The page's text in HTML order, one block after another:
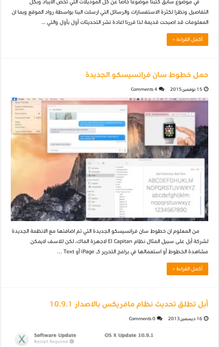
في موضوع سابق كتبنا موضوعا خاصا عن كل الموديلات التي تخص الآيباد وبكل
التفاصيل ونظرا لكثرة الاستفسارات والرسائل التي ارسلت الينا بواسطة رواد الموقع وبما ان
المعلومات قد اصبحت قديمة لذا قررنا اعادة نشر التحديثات أول بأول والتي …
أكمل القراءة »
حمل خطوط سان فرانسيسكو الجديدة
15 نوفمبر,2015 4 Comments
من المعلوم ان خطوط سان فرانسيسكو الجديدة التي تم اضافتها مع الانظمة الجديدة
لشركة أبل على سبيل المثال نظام El Capitan لاجهزة الماك، لكن للاسف لايمكن
مشاهدة الخطوط أو استعمالها في برامج التحرير كـ iPage أو Text …
أكمل القراءة »
أبل تطلق تحديث نظام مافريكس بالاصدار 10.9.1
16 ديسمبر,2013 0 Comments